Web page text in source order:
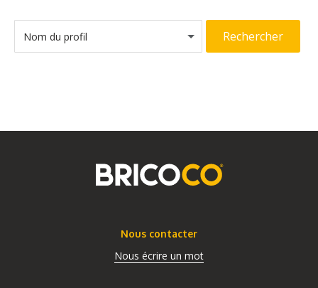
Nom du profil Rechercher
Nous contacter
Nous écrire un mot